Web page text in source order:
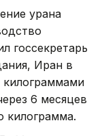
урана
госсекретарь
Иран в
килограммами
6 месяцев
килограмма.